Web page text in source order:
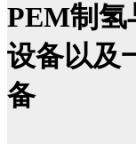
PEM制氢
设备以及
备